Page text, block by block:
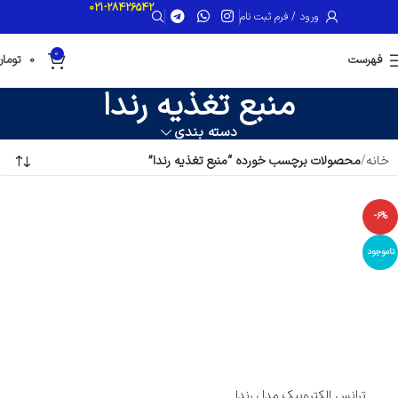
ورود / فرم ثبت نام
021-28426542
فهرست 0
0
منبع تغذیه رندا
دسته بندی
خانه محصولات برچسب خورده “منبع تغذیه رندا”
-6%
ناموجود